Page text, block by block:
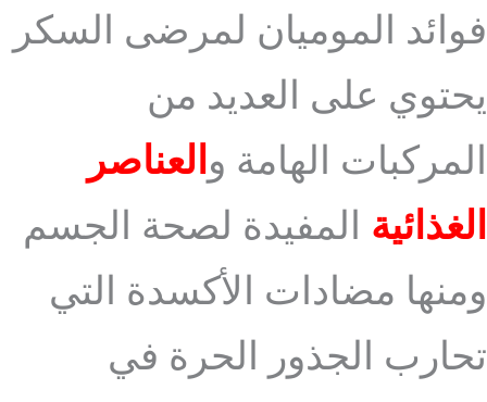
فوائد الموميان لمرضى السكر
يحتوي على العديد من
المركبات الهامة والعناصر
الغذائية المفيدة لصحة الجسم
ومنها مضادات الأكسدة التي
تحارب الجذور الحرة في